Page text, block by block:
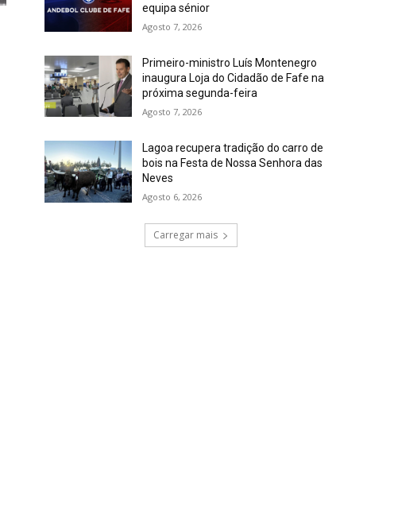
equipa sénior
Agosto 7, 2026
Primeiro-ministro Luís Montenegro
inaugura Loja do Cidadão de Fafe na
próxima segunda-feira
Agosto 7, 2026
Lagoa recupera tradição do carro de
bois na Festa de Nossa Senhora das
Neves
Agosto 6, 2026
Carregar mais